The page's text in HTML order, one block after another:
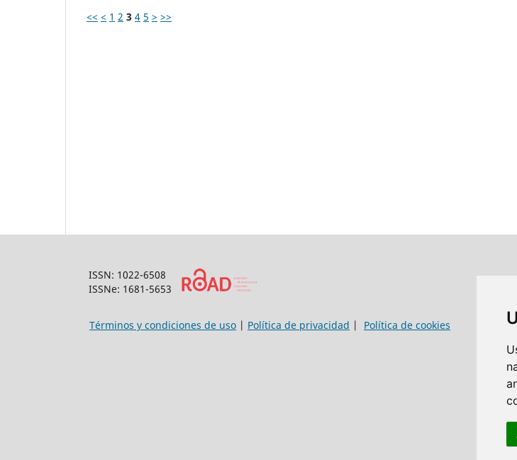
<< < 1 2 3 4 5 > >>
ISSN: 1022-6508
ISSNe: 1681-5653
Términos y condiciones de uso | Política de privacidad | Política de cookies